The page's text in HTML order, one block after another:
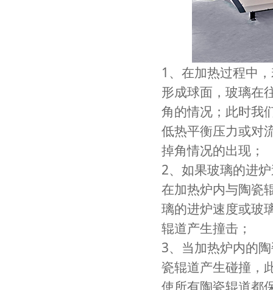
1、在加热过程中
形成球面，玻璃在
角的情况；此时我
低热平衡压力或对
掉角情况的出现；
2、 如果玻璃的进
在加热炉内与陶瓷
璃的进炉速度或玻
辊道产生撞击；
3、当加热炉内的
瓷辊道产生碰撞，
使所有陶瓷辊道都